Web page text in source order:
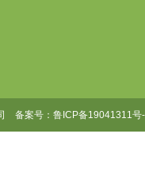
备案号： 鲁ICP备19041311号